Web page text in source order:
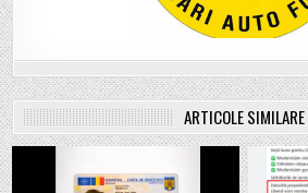
ARTICOLE SIMILARE